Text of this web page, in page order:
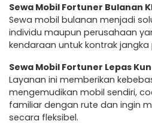
Sewa Mobil Fortuner Bulanan
Sewa mobil bulanan menjadi
individu maupun perusahaan
kendaraan untuk kontrak jangka
Sewa Mobil Fortuner Lepas
Layanan ini memberikan
mengemudikan mobil sendiri,
familiar dengan rute dan ingin
secara fleksibel.